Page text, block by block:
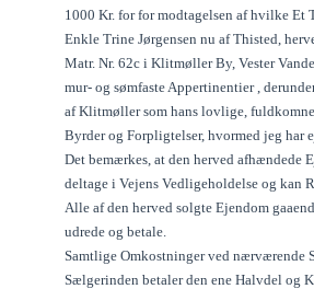
1000 Kr. for for modtagelsen af hvilke
Enkle Trine Jørgensen nu af Thisted,
Matr. Nr. 62c i Klitmøller By, Vester
mur- og sømfaste Appertinentier ,
af Klitmøller som hans lovlige,
Byrder og Forpligtelser, hvormed jeg har
Det bemærkes, at den herved
deltage i Vejens Vedligeholdelse og kan
Alle af den herved solgte Ejendom
udrede og betale.
Samtlige Omkostninger ved nærværende
Sælgerinden betaler den ene Halvdel og